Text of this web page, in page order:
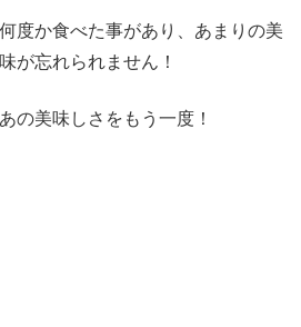
度か食べた事があり、あまりの美
が忘れられません！
の美味しさをもう一度！